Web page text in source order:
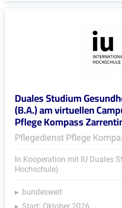
Duales Studium
(B.A.) am virtuellen
Pflege Kompass
Pflegedienst Pflege
In Kooperation mit IU Duales
Hochschule)
bundesweit